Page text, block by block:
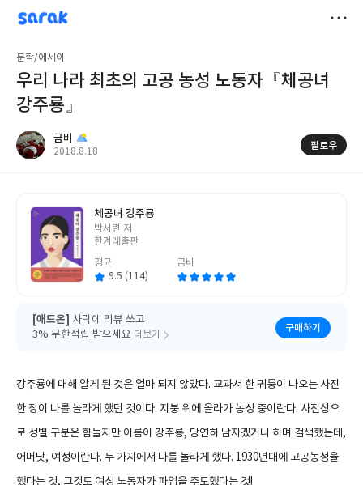
sarak
금비
문학/에세이
우리 나라 최초의 고공 농성 노동자『체공녀
강주룡』
금비
작
2018.8.18
팔로우
체공녀 강주룡
글
쓴
박서련 저
한겨레출판
평균
9.5 (114)
금비
[애드온] 사락에 리뷰 쓰고
3% 무한적립 받으세요 더보기
구매하기
강주룡에 대해 알게 된 것은 얼마 되지 않았다. 교과서 한 귀퉁이 나오는 사진
한 장이 나를 놀라게 했던 것이다. 지붕 위에 올라가 농성 중이란다. 사진상으
로 성별 구분은 힘들지만 이름이 강주룡, 당연히 남자겠거니 하며 검색했는데,
어머낫, 여성이란다. 두 가지에서 나를 놀라게 했다. 1930년대에 고공농성을
했다는 것, 그것도 여성 노동자가 파업을 주도했다는 것!